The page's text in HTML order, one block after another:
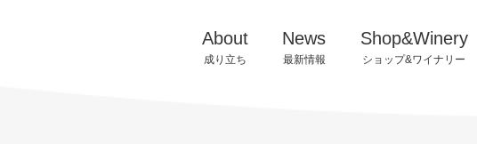
About
成り立ち
千曲川ワインアカデミー
アルカンヴィーニュ
News
最新情報
ワイングロワーズ情報
イベント情報
Shop&Winery
ショップ&ワイナリー
ブドウからワインが
できるまで